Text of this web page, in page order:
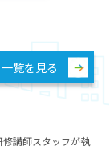
一覧を見る
講師スタッフが執